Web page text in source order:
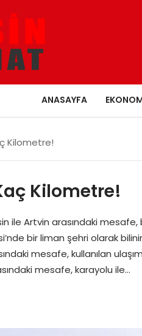
ANASAYFA
Kilometre!
Kilometre!
ile Artvin arasındaki
bir liman şehri olarak
mesafe, kullanılan
mesafe, karayolu ile…